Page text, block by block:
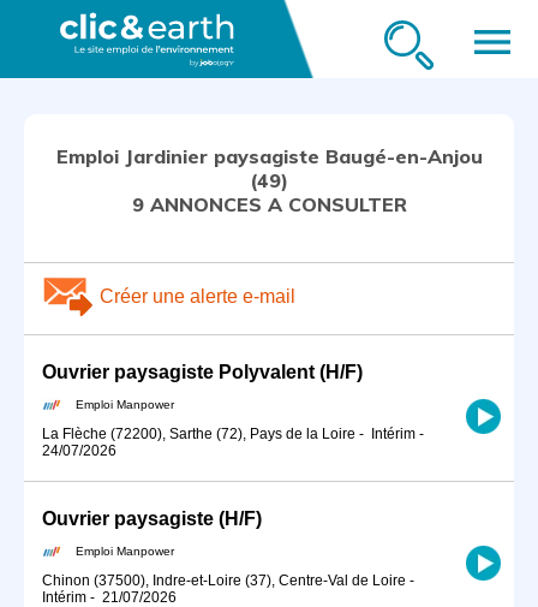
menu
Emploi Jardinier paysagiste Baugé-en-Anjou
(49)
9 ANNONCES A CONSULTER
Créer une alerte e-mail
Ouvrier paysagiste Polyvalent (H/F)
Emploi Manpower
La Flèche (72200), Sarthe (72), Pays de la Loire - Intérim -
24/07/2026
Ouvrier paysagiste (H/F)
Emploi Manpower
Chinon (37500), Indre-et-Loire (37), Centre-Val de Loire -
Intérim - 21/07/2026